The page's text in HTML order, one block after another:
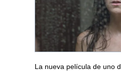
La nueva película de uno